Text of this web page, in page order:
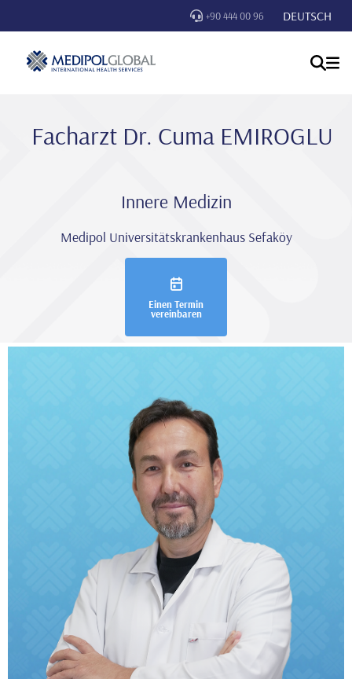
+90 444 00 96 DEUTSCH
Facharzt Dr. Cuma EMIROGLU
Innere Medizin
Medipol Universitätskrankenhaus Sefaköy
Einen Termin
vereinbaren